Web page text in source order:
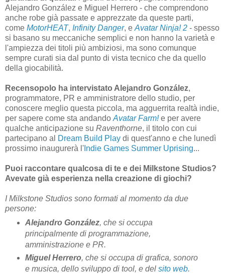
Alejandro González e Miguel Herrero - che comprendono
anche robe già passate e apprezzate da queste parti,
come MotorHEAT, Infinity Danger, e Avatar Ninja! 2 - spesso
si basano su meccaniche semplici e non hanno la varietà e
l'ampiezza dei titoli più ambiziosi, ma sono comunque
sempre curati sia dal punto di vista tecnico che da quello
della giocabilità.
Recensopolo ha intervistato Alejandro González,
programmatore, PR e amministratore dello studio, per
conoscere meglio questa piccola, ma agguerrita realtà indie,
per sapere come sta andando Avatar Farm!e per avere
qualche anticipazione su Raventhorne, il titolo con cui
partecipano al
Dream Build Play di quest'anno e che lunedì
prossimo inaugurerà l' Indie Games Summer Uprising...
Puoi raccontare qualcosa di te e dei Milkstone Studios?
Avevate già esperienza nella creazione di giochi?
I Milkstone Studios sono formati al momento da due
persone:
Alejandro González, che si occupa
principalmente di programmazione,
amministrazione e PR.
Miguel Herrero, che si occupa di grafica, sonoro
e musica, dello sviluppo di tool, e del sito web.